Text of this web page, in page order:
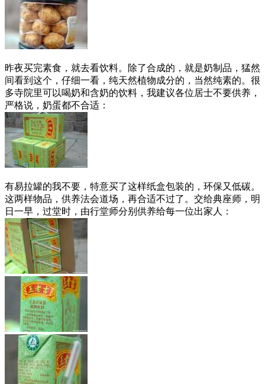
昨夜买完素食，就去看饮料。除了合成的，就是奶制品，猛然
间看到这个，仔细一看，纯天然植物成分的，当然纯素的。很
多寺院里可以喝奶和含奶的饮料，我建议各位居士不要供养，
严格说，奶蛋都不合适：
有易拉罐的我不要，特意买了这样纸盒包装的，环保又低碳。
这两样物品，供养法会道场，再合适不过了。交给典座师，明
日一早，过堂时，由行堂师分别供养给每一位出家人：